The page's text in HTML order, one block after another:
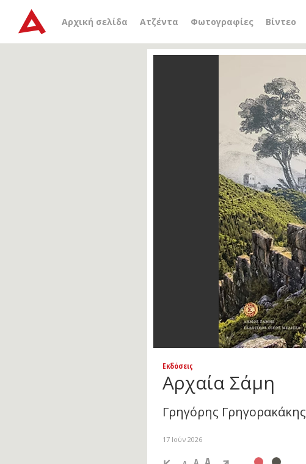
Αρχική σελίδα Ατζέντα Φωτογραφίες Βίντεο
Εκδόσεις
Αρχαία Σάμη
Γρηγόρης Γρηγορακάκης
17 Ιούν 2026